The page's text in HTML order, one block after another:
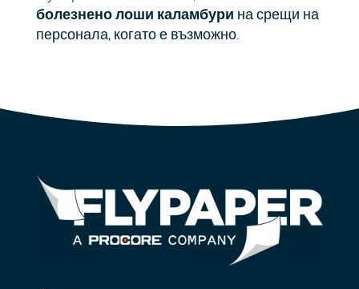
болезнено лоши каламбури на срещи на
персонала, когато е възможно.